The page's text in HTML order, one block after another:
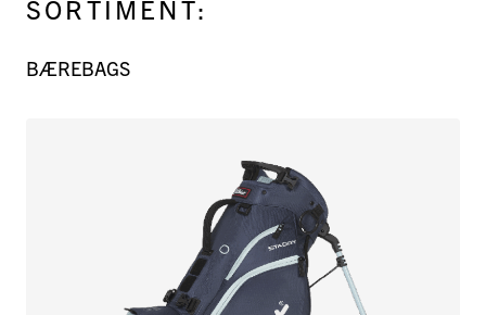
SORTIMENT:
BÆREBAGS